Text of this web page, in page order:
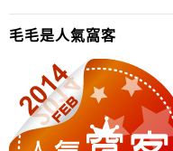
毛毛是人氣窩客